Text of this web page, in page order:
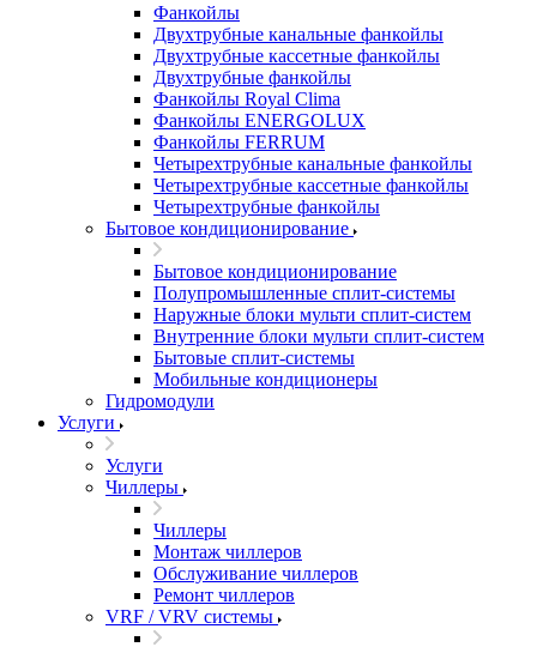
Фанкойлы
Двухтрубные канальные фанкойлы
Двухтрубные кассетные фанкойлы
Двухтрубные фанкойлы
Фанкойлы Royal Clima
Фанкойлы ENERGOLUX
Фанкойлы FERRUM
Четырехтрубные канальные фанкойлы
Четырехтрубные кассетные фанкойлы
Четырехтрубные фанкойлы
Бытовое кондиционирование
Бытовое кондиционирование
Полупромышленные сплит-системы
Наружные блоки мульти сплит-систем
Внутренние блоки мульти сплит-систем
Бытовые сплит-системы
Мобильные кондиционеры
Гидромодули
Услуги
Услуги
Чиллеры
Чиллеры
Монтаж чиллеров
Обслуживание чиллеров
Ремонт чиллеров
VRF / VRV системы